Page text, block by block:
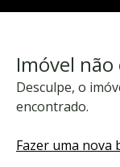
Imóvel
Desculpe, o
encontrado.
Fazer uma nova